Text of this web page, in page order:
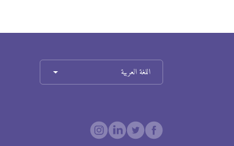
اللغة العربية